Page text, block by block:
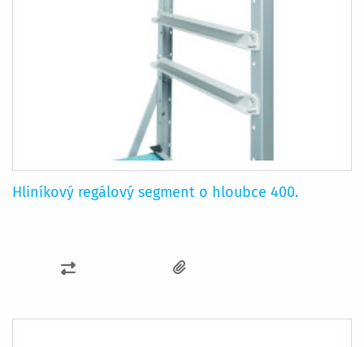
Hliníkový regálový segment o hloubce 400.
PŘIDAT
POROVNÁNÍ